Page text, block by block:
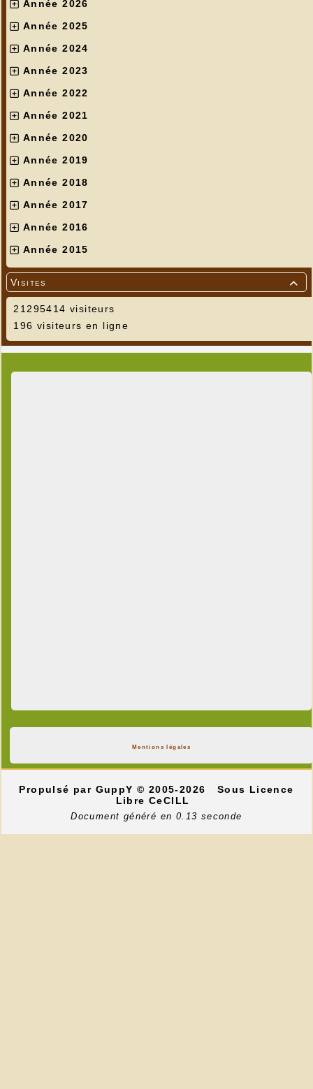
Année 2026
Année 2025
Année 2024
Année 2023
Année 2022
Année 2021
Année 2020
Année 2019
Année 2018
Année 2017
Année 2016
Année 2015

Visites
21295414 visiteurs
196 visiteurs en ligne
Mentions légales
Propulsé par GuppY© 2005-2026
Sous Licence
Libre CeCILL
Document généré en 0.13 seconde